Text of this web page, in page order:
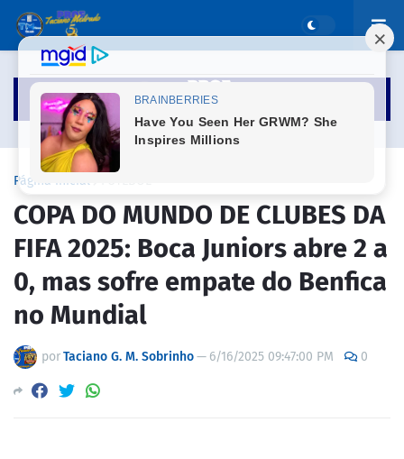
Página inicial
COPA DO MUNDO DE CLUBES DA
FIFA 2025: Boca Juniors abre 2 a
0, mas sofre empate do Benfica
no Mundial
porTaciano G. M. Sobrinho— 6/16/2025 09:47:00 PM 0